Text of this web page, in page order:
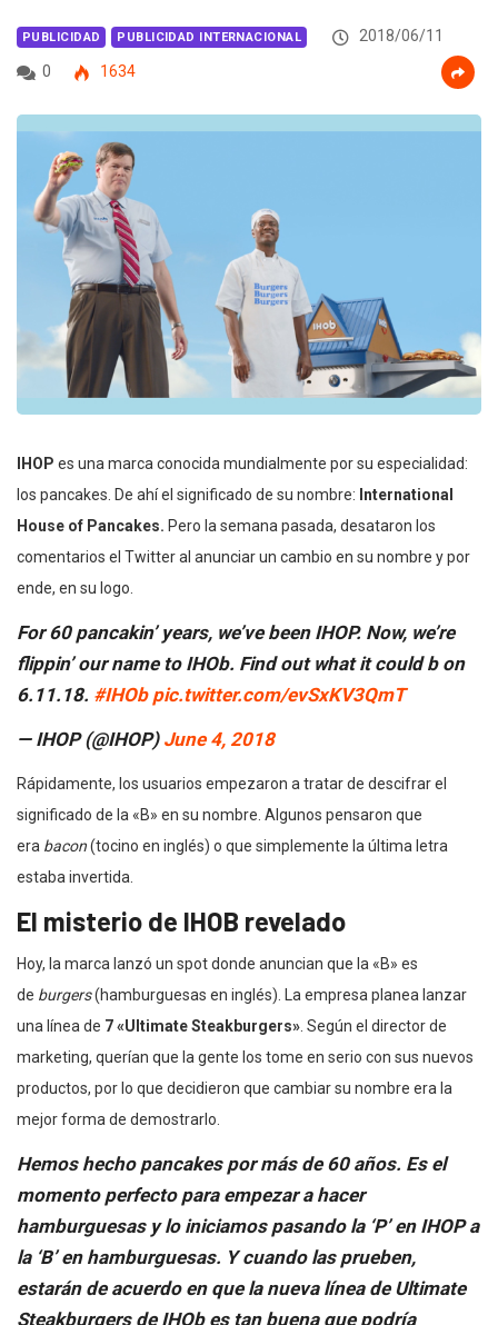
PUBLICIDAD PUBLICIDAD INTERNACIONAL
2018/06/11
0
1634
IHOP es una marca conocida mundialmente por su especialidad:
los pancakes. De ahí el significado de su nombre: International
House of Pancakes. Pero la semana pasada, desataron los
comentarios el Twitter al anunciar un cambio en su nombre y por
ende, en su logo.
For 60 pancakin’ years, we’ve been IHOP. Now, we’re
flippin’ our name to IHOb. Find out what it could b on
6.11.18. #IHOb pic.twitter.com/evSxKV3QmT
— IHOP (@IHOP) June 4, 2018
Rápidamente, los usuarios empezaron a tratar de descifrar el
significado de la «B» en su nombre. Algunos pensaron que
era bacon(tocino en inglés) o que simplemente la última letra
estaba invertida.
El misterio de IHOB revelado
Hoy, la marca lanzó un spot donde anuncian que la «B» es
de burgers(hamburguesas en inglés). La empresa planea lanzar
una línea de 7 «Ultimate Steakburgers» . Según el director de
marketing, querían que la gente los tome en serio con sus nuevos
productos, por lo que decidieron que cambiar su nombre era la
mejor forma de demostrarlo.
Hemos hecho pancakes por más de 60 años. Es el
momento perfecto para empezar a hacer
hamburguesas y lo iniciamos pasando la ‘P’ en IHOP a
la ‘B’ en hamburguesas. Y cuando las prueben,
estarán de acuerdo en que la nueva línea de Ultimate
Steakburgers de IHOb es tan buena que podría